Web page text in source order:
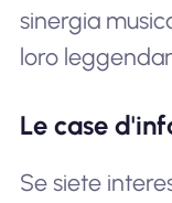
sinergia
loro
Le case
Se siete